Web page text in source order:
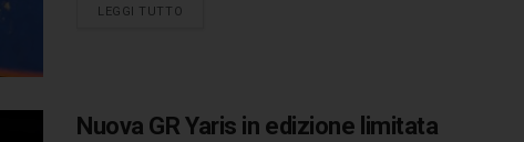
LEGGI TUTTO
Nuova GR Yaris in edizione limitata